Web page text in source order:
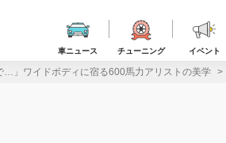
車ニュース チューニング イベント
…」ワイドボディに宿る600馬力アリストの美学